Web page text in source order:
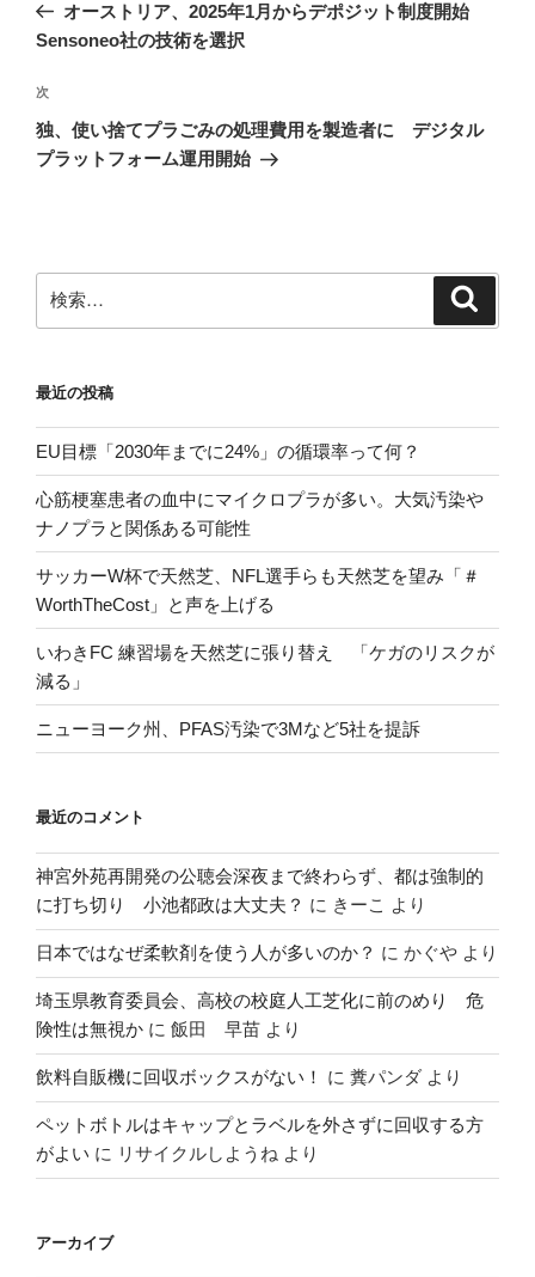
ナ
ゲ
ー
シ
投
オーストリア、2025年1月からデポジット制度開始
Sensoneo社の技術を選択
次
の
投
次
独、使い捨てプラごみの処理費用を製造者に デジタル
プラットフォーム運用開始
索:
最近の投稿
EU目標「2030年までに24%」の循環率って何？
心筋梗塞患者の血中にマイクロプラが多い。大気汚染や
ナノプラと関係ある可能性
サッカーW杯で天然芝、NFL選手らも天然芝を望み「＃
WorthTheCost」と声を上げる
いわきFC 練習場を天然芝に張り替え 「ケガのリスクが
減る」
ニューヨーク州、PFAS汚染で3Mなど5社を提訴
最近のコメント
神宮外苑再開発の公聴会深夜まで終わらず、都は強制的
に打ち切り 小池都政は大丈夫？ に きーこ より
日本ではなぜ柔軟剤を使う人が多いのか？ に かぐや より
埼玉県教育委員会、高校の校庭人工芝化に前のめり 危
険性は無視か に 飯田 早苗 より
飲料自販機に回収ボックスがない！ に 糞パンダ より
ペットボトルはキャップとラベルを外さずに回収する方
がよい に リサイクルしようね より
アーカイブ